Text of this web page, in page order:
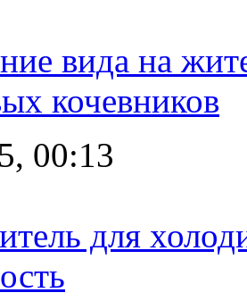
вида на
кочевников
00:13
для